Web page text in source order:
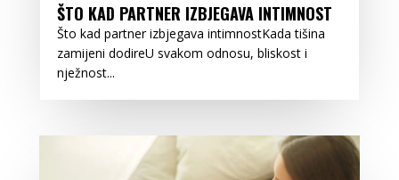
ŠTO KAD PARTNER IZBJEGAVA INTIMNOST
Što kad partner izbjegava intimnostKada tišina
zamijeni dodireU svakom odnosu, bliskost i
nježnost...